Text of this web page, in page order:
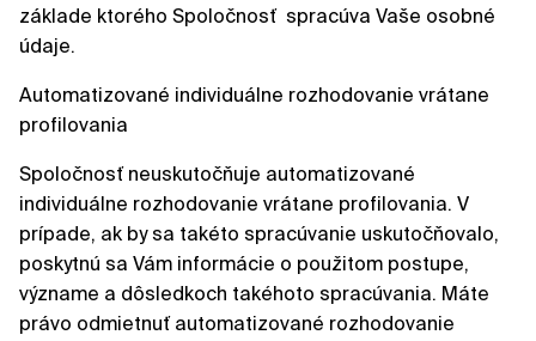
základe ktorého Spoločnosť spracúva Vaše osobné
údaje.
Automatizované individuálne rozhodovanie vrátane
profilovania
Spoločnosť neuskutočňuje automatizované
individuálne rozhodovanie vrátane profilovania. V
prípade, ak by sa takéto spracúvanie uskutočňovalo,
poskytnú sa Vám informácie o použitom postupe,
význame a dôsledkoch takéhoto spracúvania. Máte
právo odmietnuť automatizované rozhodovanie